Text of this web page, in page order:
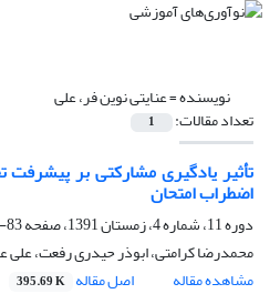
نویسنده =عنایتی نوین فر، علی
تعداد مقالات: 1
تأثیر یادگیری مشارکتی بر
اضطراب امتحان
دوره 11، شماره 4، زمستان 1391، صفحه
83-98
محمدرضا کرامتی، ابوذر حیدری رفعت، علی
مشاهده مقاله
اصل مقاله 395.69 K